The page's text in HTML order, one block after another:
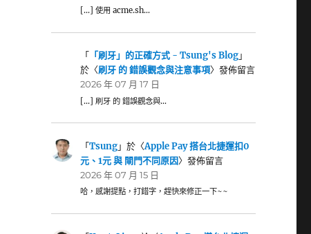
[…] 使用 acme.sh…
「 「刷牙」的正確方式 - Tsung's Blog」
於〈刷牙 的 錯誤觀念與注意事項〉發佈留言
2026 年 07 月 17 日
[…] 刷牙 的 錯誤觀念與…
「Tsung」於〈Apple Pay 搭台北捷運扣0
元、1元 與 閘門不同原因〉發佈留言
2026 年 07 月 15 日
哈，感謝提點，打錯字，趕快來修正一下~~